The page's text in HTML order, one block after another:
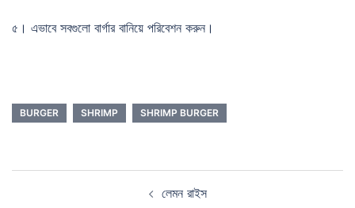
৫। এভাবে সবগুলো বার্গার বানিয়ে পরিবেশন করুন।
BURGER SHRIMP SHRIMP BURGER
লেমন রাইস